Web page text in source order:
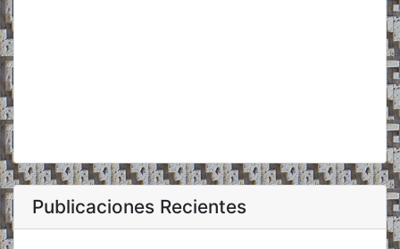
Publicaciones Recientes